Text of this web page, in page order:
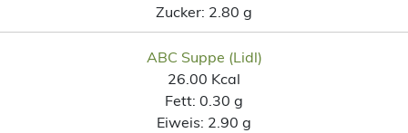
Zucker: 2.80 g
ABC Suppe (Lidl)
26.00 Kcal
Fett: 0.30 g
Eiweis: 2.90 g